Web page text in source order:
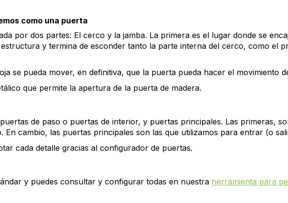
como una puerta
por dos partes: El cerco y la jamba. La primera es el lugar donde se
y termina de esconder tanto la parte interna del cerco, como el
se pueda mover, en definitiva, que la puerta pueda hacer el movimiento
que permite la apertura de la puerta de madera.
de paso o puertas de interior, y puertas principales. Las primeras,
cambio, las puertas principales son las que utilizamos para entrar (o
cada detalle gracias al configurador de puertas.
y puedes consultar y configurar todas en nuestra herramienta para